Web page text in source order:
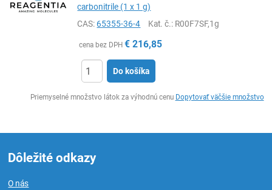
carbonitrile (1 x 1 g)
CAS:65355-36-4 Kat. č.: R00F7SF,1g
cena bez DPH € 216,85
Do košíka
Priemyselné množstvo látok za výhodnú cenu Dopytovať väčšie množstvo
Dôležité odkazy
O nás